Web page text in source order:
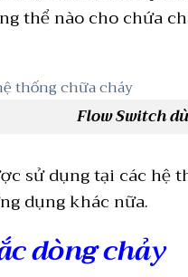
thể nào cho chứa
Flow Switch
sử dụng tại các
dụng khác nữa.
dòng chảy